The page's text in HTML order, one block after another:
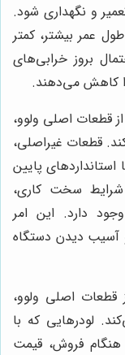
و نگهداری شود.
عمر بیشتر، کمتر
بروز خرابی‌های
کاهش می‌دهند.
قطعات اصلی ولوو،
قطعات غیراصلی،
پایین
شرایط سخت کاری،
دارد. این امر
و آسیب دیدن دستگاه
قطعات اصلی ولوو،
لودرهایی که با
فروش، قیمت